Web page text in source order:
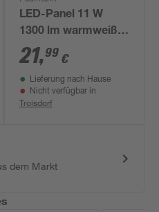
LED-Panel 11 W
1300 lm warmweiß Ø
17 cm
21,99 €
Lieferung nach Hause
Nicht verfügbar in
Troisdorf
dem Markt